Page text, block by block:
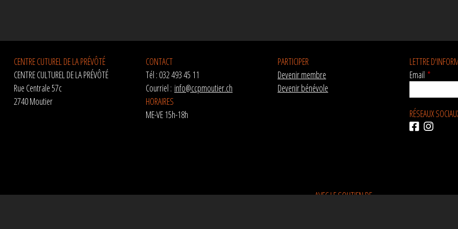
CENTRE CUTUREL DE LA PRÉVÔTÉ
CENTRE CULTUREL DE LA PRÉVÔTÉ
Rue Centrale 57c
2740 Moutier
CONTACT
Tél : 032 493 45 11
Courriel : info@ccpmoutier.ch
HORAIRES
ME-VE 15h-18h
PARTICIPER
Devenir membre
Devenir bénévole
LETTRE
Email *
RÉSEAUX
AVEC LE SOUTIEN DE